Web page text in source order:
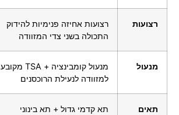
רצועות
רצועות אחיזה פנימיות להידוק
התכולה בשני צדי המזוודה
מנעול
מנעול קומבינציה + TSA מקובע
למזוודה לנעילת הרוכסנים
תאים
תא קדמי גדול + תא בינוני